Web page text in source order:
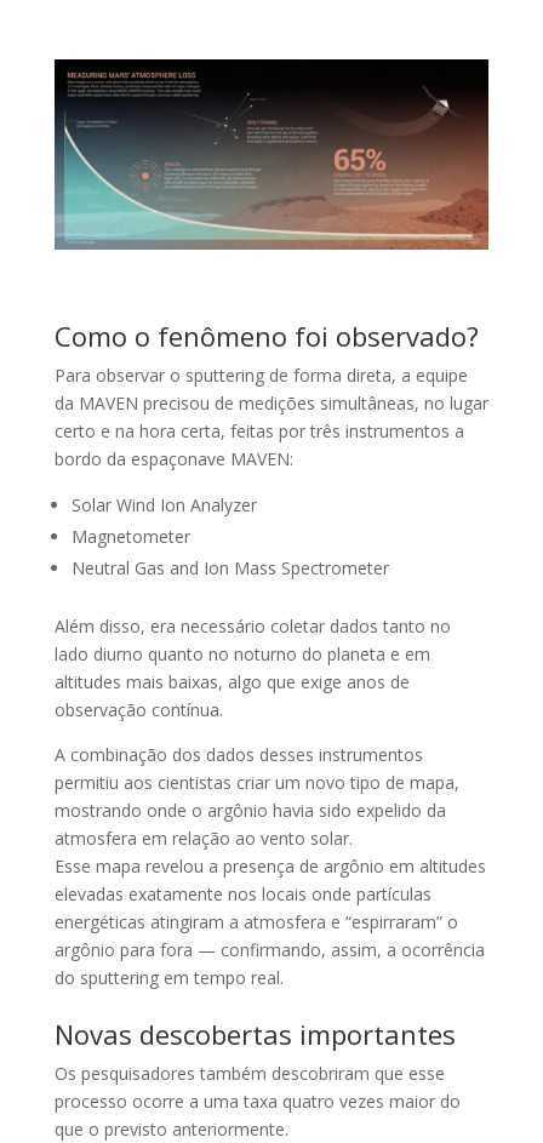
Como o fenômeno foi observado?
Para observar o sputtering de forma direta, a equipe
da MAVEN precisou de medições simultâneas, no lugar
certo e na hora certa, feitas por três instrumentos a
bordo da espaçonave MAVEN:
Solar Wind Ion Analyzer
Magnetometer
Neutral Gas and Ion Mass Spectrometer
Além disso, era necessário coletar dados tanto no
lado diurno quanto no noturno do planeta e em
altitudes mais baixas, algo que exige anos de
observação contínua.
A combinação dos dados desses instrumentos
permitiu aos cientistas criar um novo tipo de mapa,
mostrando onde o argônio havia sido expelido da
atmosfera em relação ao vento solar.
Esse mapa revelou a presença de argônio em altitudes
elevadas exatamente nos locais onde partículas
energéticas atingiram a atmosfera e “espirraram” o
argônio para fora — confirmando, assim, a ocorrência
do sputtering em tempo real.
Novas descobertas importantes
Os pesquisadores também descobriram que esse
processo ocorre a uma taxa quatro vezes maior do
que o previsto anteriormente.